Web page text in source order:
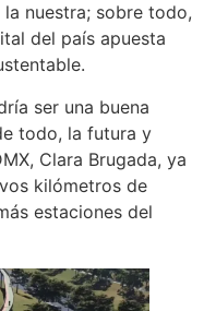
nuestra; sobre todo,
del país apuesta
ser una buena
todo, la futura y
Clara Brugada, ya
kilómetros de
estaciones del